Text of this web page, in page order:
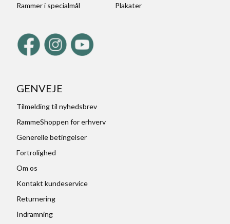
Rammer i specialmål
Plakater
GENVEJE
Tilmelding til nyhedsbrev
RammeShoppen for erhverv
Generelle betingelser
Fortrolighed
Om os
Kontakt kundeservice
Returnering
Indramning